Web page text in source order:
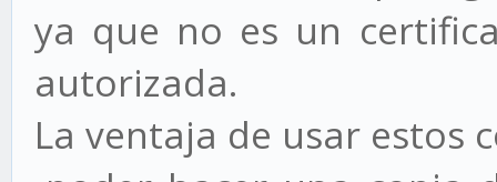
docker restart
ya que no es un
autorizada.
La ventaja de usar estos